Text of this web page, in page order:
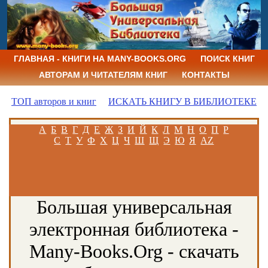
ГЛАВНАЯ - КНИГИ НА MANY-BOOKS.ORG
ПОИСК КНИГ
АВТОРАМ И ЧИТАТЕЛЯМ КНИГ
КОНТАКТЫ
ТОП авторов и книг ИСКАТЬ КНИГУ В БИБЛИОТЕКЕ
А Б В Г Д Е Ж З И Й К Л М Н О П Р
С Т У Ф Х Ц Ч Ш Щ Э Ю Я AZ
Большая универсальная
электронная библиотека -
Many-Books.Org - скачать